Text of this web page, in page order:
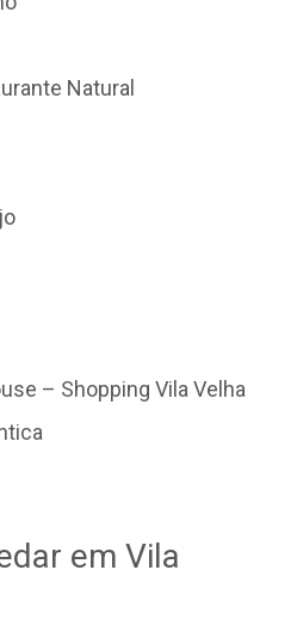
Natural
– Shopping Vila Velha
em Vila